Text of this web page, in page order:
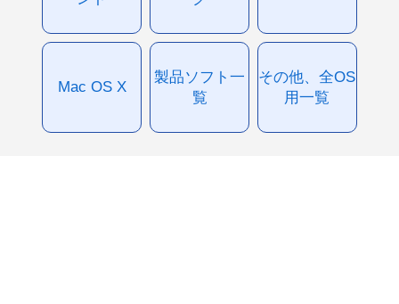
Mac OS X
製品ソフト一
覧
その他、全OS
用一覧